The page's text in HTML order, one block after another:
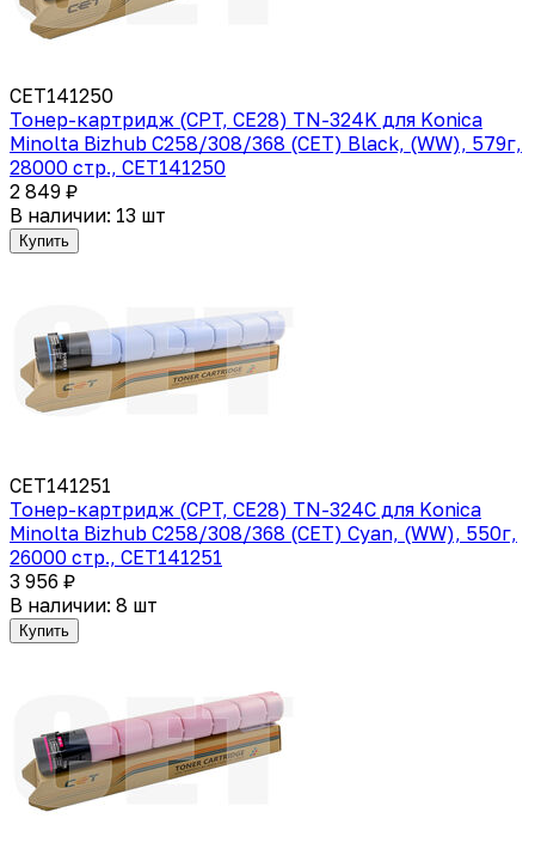
CET141250
Тонер-картридж (CPT, CE28) TN-324K для Konica
Minolta Bizhub C258/308/368 (CET) Black, (WW), 579г,
28000 стр., CET141250
2 849 ₽
В наличии: 13 шт
Купить
CET141251
Тонер-картридж (CPT, CE28) TN-324C для Konica
Minolta Bizhub C258/308/368 (CET) Cyan, (WW), 550г,
26000 стр., CET141251
3 956 ₽
В наличии: 8 шт
Купить